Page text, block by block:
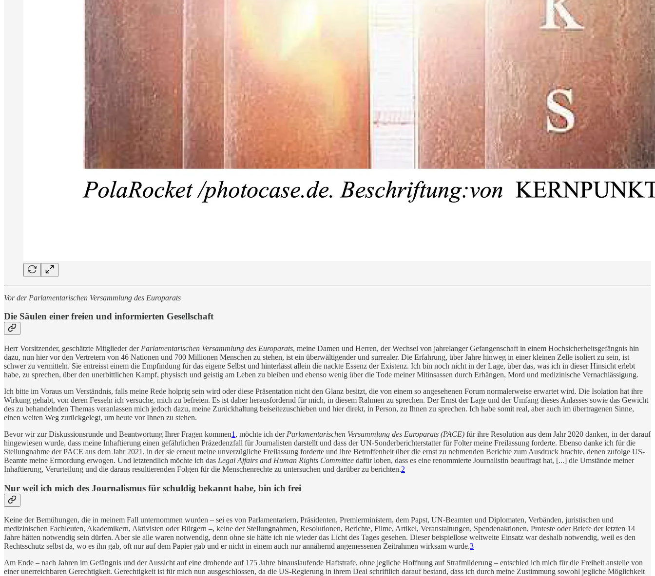
Vor der Parlamentarischen Versammlung des Europarats
Die Säulen einer freien und informierten Gesellschaft
Herr Vorsitzender, geschätzte Mitglieder der Parlamentarischen Versammlung des Europarats, meine Damen und Herren, der Wechsel von jahrelanger Gefangenschaft in einem Hochsicherheitsgefängnis hin
dazu, nun hier vor den Vertretern von 46 Nationen und 700 Millionen Menschen zu stehen, ist ein überwältigender und surrealer. Die Erfahrung, über Jahre hinweg in einer kleinen Zelle isoliert zu sein, ist
schwer zu vermitteln. Sie entreisst einem die Empfindung für das eigene Selbst und hinterlässt allein die nackte Essenz der Existenz. Ich bin noch nicht in der Lage, über das, was ich in dieser Hinsicht erlebt
habe, zu sprechen, über den unerbittlichen Kampf, physisch und geistig am Leben zu bleiben und ebenso wenig über die Tode meiner Mitinsassen durch Erhängen, Mord und medizinische Vernachlässigung.
Ich bitte im Voraus um Verständnis, falls meine Rede holprig sein wird oder diese Präsentation nicht den Glanz besitzt, die von einem so angesehenen Forum normalerweise erwartet wird. Die Isolation hat ihre
Wirkung gehabt, von deren Fesseln ich versuche, mich zu befreien. Es ist daher herausfordernd für mich, in diesem Rahmen zu sprechen. Der Ernst der Lage und der Umfang dieses Anlasses sowie das Gewicht
des zu behandelnden Themas veranlassen mich jedoch dazu, meine Zurückhaltung beiseitezuschieben und hier direkt, in Person, zu Ihnen zu sprechen. Ich habe somit real, aber auch im übertragenen Sinne,
einen weiten Weg zurückgelegt, um heute vor Ihnen zu stehen.
Bevor wir zur Diskussionsrunde und Beantwortung Ihrer Fragen kommen1 , möchte ich der Parlamentarischen Versammlung des Europarats (PACE) für ihre Resolution aus dem Jahr 2020 danken, in der darauf
hingewiesen wurde, dass meine Inhaftierung einen gefährlichen Präzedenzfall für Journalisten darstellt und dass der UN-Sonderberichterstatter für Folter meine Freilassung forderte. Ebenso danke ich für die
Stellungnahme der PACE aus dem Jahr 2021, in der sie erneut meine unverzügliche Freilassung forderte und ihre Betroffenheit über die ernst zu nehmenden Berichte zum Ausdruck brachte, denen zufolge US-
Beamte meine Ermordung erwogen. Und letztendlich möchte ich das Legal Affairs and Human Rights Committee dafür loben, dass es eine renommierte Journalistin beauftragt hat, [...] die Umstände meiner
Inhaftierung, Verurteilung und die daraus resultierenden Folgen für die Menschenrechte zu untersuchen und darüber zu berichten.2
Nur weil ich mich des Journalismus für schuldig bekannt habe, bin ich frei
Keine der Bemühungen, die in meinem Fall unternommen wurden – sei es von Parlamentariern, Präsidenten, Premierministern, dem Papst, UN-Beamten und Diplomaten, Verbänden, juristischen und
medizinischen Fachleuten, Akademikern, Aktivisten oder Bürgern –, keine der Stellungnahmen, Resolutionen, Berichte, Filme, Artikel, Veranstaltungen, Spendenaktionen, Proteste oder Briefe der letzten 14
Jahre hätten notwendig sein dürfen. Aber sie alle waren notwendig, denn ohne sie hätte ich nie wieder das Licht des Tages gesehen. Dieser beispiellose weltweite Einsatz war deshalb notwendig, weil es den
Rechtsschutz selbst da, wo es ihn gab, oft nur auf dem Papier gab und er nicht in einem auch nur annähernd angemessenen Zeitrahmen wirksam wurde.3
Am Ende – nach Jahren im Gefängnis und der Aussicht auf eine drohende auf 175 Jahre hinauslaufende Haftstrafe, ohne jegliche Hoffnung auf Strafmilderung – entschied ich mich für die Freiheit anstelle von
einer unerreichbaren Gerechtigkeit. Gerechtigkeit ist für mich nun ausgeschlossen, da die US-Regierung in ihrem Deal schriftlich darauf bestand, dass ich durch meine Zustimmung sowohl jegliche Möglichkeit